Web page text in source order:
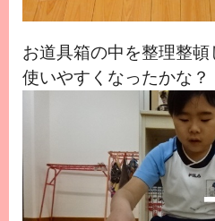
お道具箱の中を整理整頓
使いやすくなったかな？